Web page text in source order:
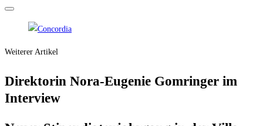
Weiterer Artikel
Direk­to­rin Nora-Euge­nie Gom­rin­ger im
Interview